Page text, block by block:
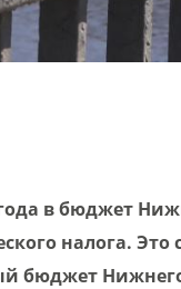
в бюджет
налога.
бюджет